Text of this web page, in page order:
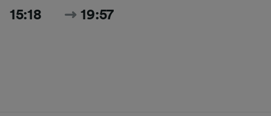
15:18 19:57